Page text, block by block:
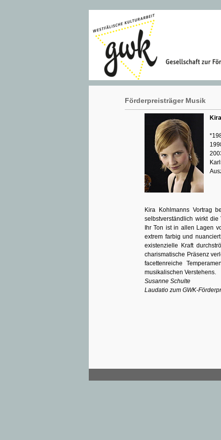
Förderpreisträger Musik
Kira Kohlmanns Vortrag
selbstverständlich wirkt
Ihr Ton ist in allen Lagen
extrem farbig und
existenzielle Kraft
charismatische Präsenz
facettenreiche
musikalischen Verstehens.
Susanne Schulte
Laudatio zum GWK-